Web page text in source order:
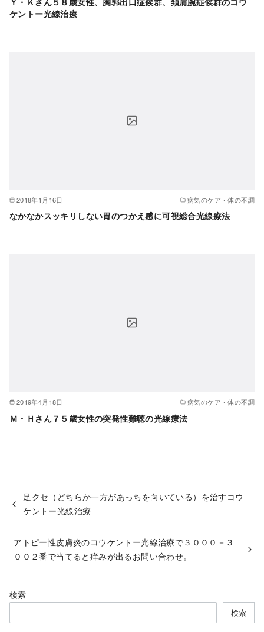
ケントー光線治療
2018年1月16日 病気のケア・体の不調
なかなかスッキリしない胃のつかえ感に可視総合光線療法
2019年4月18日 病気のケア・体の不調
Ｍ・Ｈさん７５歳女性の突発性難聴の光線療法
足クセ（どちらか一方があっちを向いている）を治すコウ
ケントー光線治療
アトピー性皮膚炎のコウケントー光線治療で３０００－３
００２番で当てると痒みが出るお問い合わせ。
検索
検索